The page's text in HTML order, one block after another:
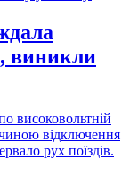
виникли
високовольтній
відключення
рух поїздів.